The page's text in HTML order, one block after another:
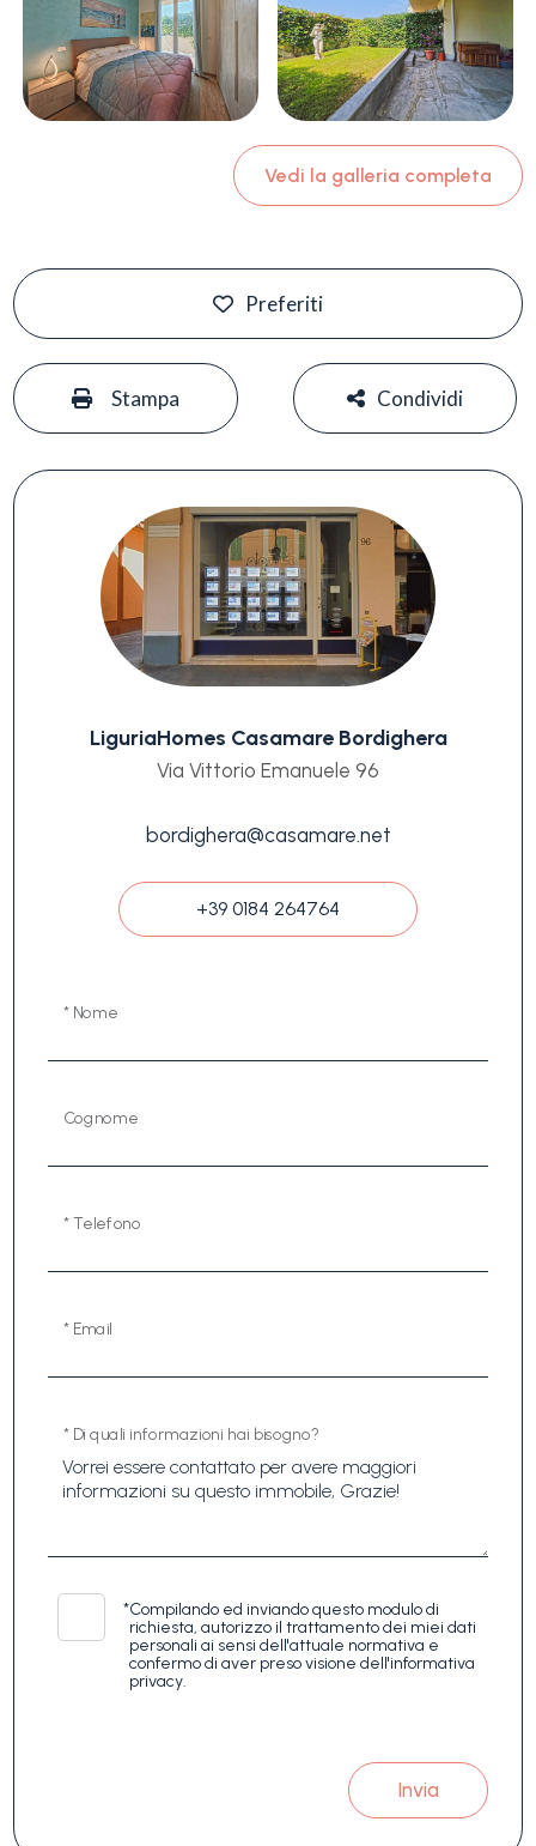
Vedi la galleria completa
Preferiti
Stampa Condividi
LiguriaHomes Casamare Bordighera
Via Vittorio Emanuele 96
bordighera@casamare.net
+39 0184 264764
* Nome
Cognome
* Telefono
* Email
* Di quali informazioni hai bisogno?
*Compilando ed inviando questo modulo di
richiesta, autorizzo il trattamento dei miei dati
personali ai sensi dell'attuale normativa e
confermo di aver preso visione dell'informativa
privacy.
Invia